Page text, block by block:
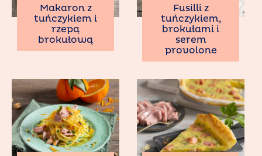
Makaron z
tuńczykiem i
rzepą
brokułową
Fusilli z
tuńczykiem,
brokułami i
serem
provolone